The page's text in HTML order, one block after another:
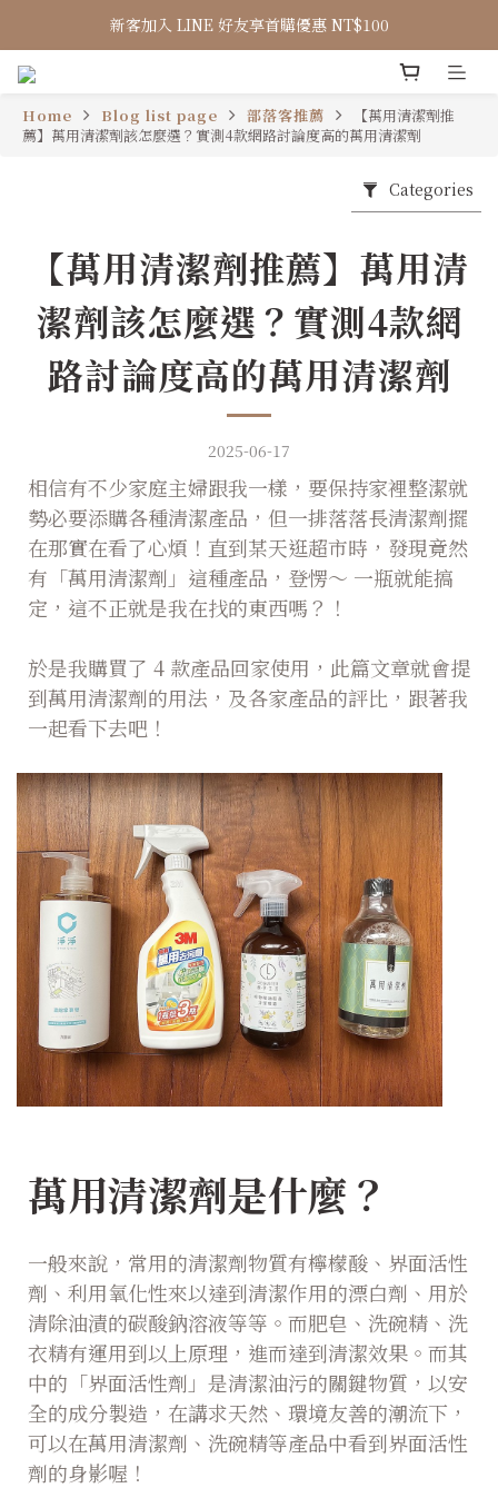
新客加入 LINE 好友享首購優惠 NT$100
Home Blog list page 部落客推薦
【萬用清潔劑推
薦】萬用清潔劑該怎麼選？實測4款網路討論度高的萬用清潔劑
Categories
【萬用清潔劑推薦】萬用清
潔劑該怎麼選？實測4款網
路討論度高的萬用清潔劑
2025-06-17
相信有不少家庭主婦跟我一樣，要保持家裡整潔就
勢必要添購各種清潔產品，但一排落落長清潔劑擺
在那實在看了心煩！直到某天逛超市時，發現竟然
有「萬用清潔劑」這種產品，登愣～ 一瓶就能搞
定，這不正就是我在找的東西嗎？！
於是我購買了 4 款產品回家使用，此篇文章就會提
到萬用清潔劑的用法，及各家產品的評比，跟著我
一起看下去吧！
萬用清潔劑是什麼？
一般來說，常用的清潔劑物質有檸檬酸、界面活性
劑、利用氧化性來以達到清潔作用的漂白劑、用於
清除油漬的碳酸鈉溶液等等。而肥皂、洗碗精、洗
衣精有運用到以上原理，進而達到清潔效果。而其
中的「界面活性劑」是清潔油污的關鍵物質，以安
全的成分製造，在講求天然、環境友善的潮流下，
可以在萬用清潔劑、洗碗精等產品中看到界面活性
劑的身影喔！